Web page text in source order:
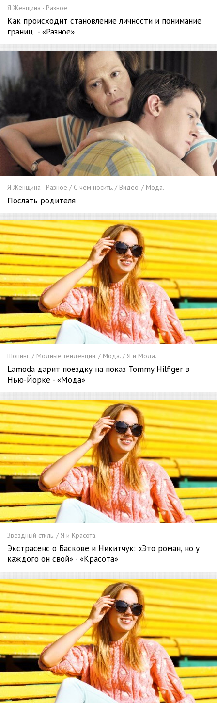
Я Женщина - Разное
Как происходит становление личности и понимание
границ - «Разное»
Я Женщина - Разное / С чем носить. / Видео. / Мода.
Послать родителя
Шопинг. / Модные тенденции. / Мода. / Я и Мода.
Lamoda дарит поездку на показ Tommy Hilfiger в
Нью-Йорке - «Мода»
Звездный стиль. / Я и Красота.
Экстрасенс о Баскове и Никитчук: «Это роман, но у
каждого он свой» - «Красота»